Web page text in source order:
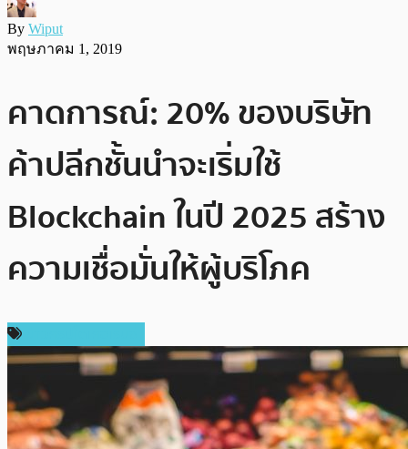
By Wiput
พฤษภาคม 1, 2019
คาดการณ์: 20% ของบริษัท
ค้าปลีกชั้นนำจะเริ่มใช้
Blockchain ในปี 2025 สร้าง
ความเชื่อมั่นให้ผู้บริโภค